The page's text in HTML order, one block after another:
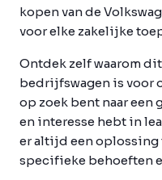
kopen van de
voor elke zakelijke
Ontdek zelf waarom
bedrijfswagen is voor
op zoek bent naar een
en interesse hebt in
er altijd een
specifieke behoeften